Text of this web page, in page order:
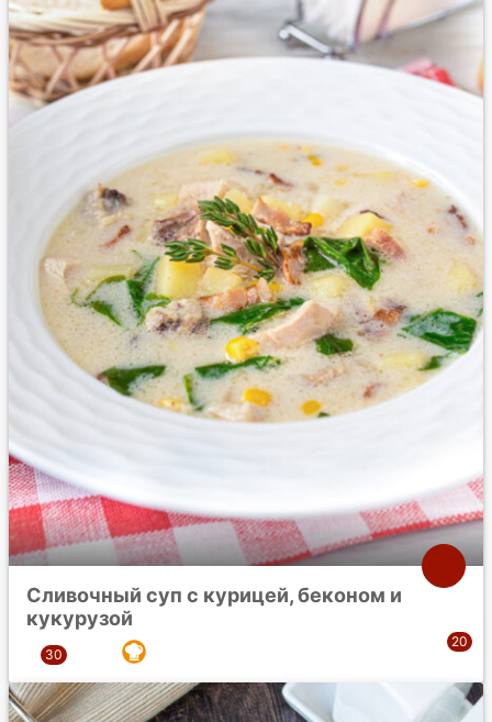
Сливочный суп с курицей, беконом и
кукурузой